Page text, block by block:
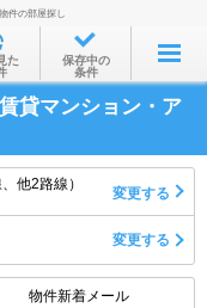
ら
から
件の部屋探し
た
保存中の
条件
貸マンション・ア
他2路線）
変更する
変更する
物件新着メール